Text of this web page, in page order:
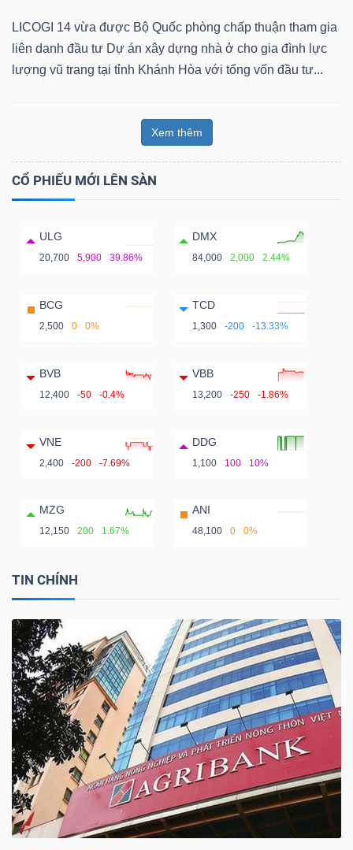
LICOGI 14 vừa được Bộ Quốc phòng chấp thuận tham gia
liên danh đầu tư Dự án xây dựng nhà ở cho gia đình lực
lượng vũ trang tại tỉnh Khánh Hòa với tổng vốn đầu tư...
Xem thêm
CỔ PHIẾU MỚI LÊN SÀN
ULG
20,700 5,900 39.86%
DMX
84,000 2,000 2.44%
BCG
2,500 0 0%
TCD
1,300 -200 -13.33%
BVB
12,400 -50 -0.4%
VBB
13,200 -250 -1.86%
VNE
2,400 -200 -7.69%
DDG
1,100 100 10%
MZG
12,150 200 1.67%
ANI
48,100 0 0%
TIN CHÍNH